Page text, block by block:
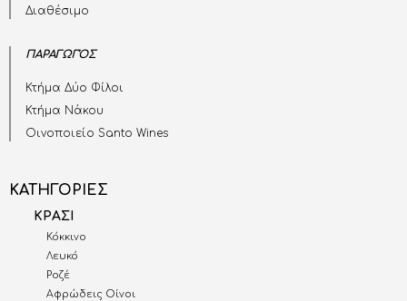
Διαθέσιμο
ΠΑΡΑΓΩΓΌΣ
Κτήμα Δύο Φίλοι
Κτήμα Νάκου
Οινοποιείο Santo Wines
ΚΑΤΗΓΟΡΙΕΣ
ΚΡΑΣΙ
Κόκκινο
Λευκό
Ροζέ
Αφρώδεις Οίνοι